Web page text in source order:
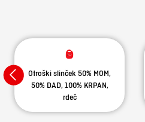
Otroški slinček 50% MOM,
50% DAD, 100% KRPAN,
rdeč